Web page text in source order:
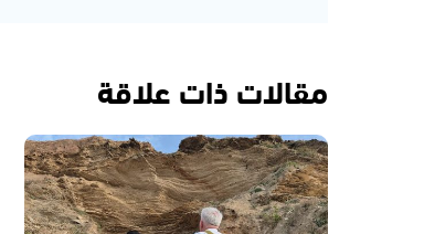
مقالات ذات علاقة